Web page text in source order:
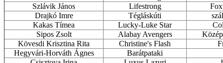
Szlávik János
Lifestrong
Drajkó Imre
Tégláskúti
Kakas Tímea
Lucky-Luke Star
Sipos Zsolt
Alabay Avengers
Kövesdi Krisztina Rita
Christine's Flash
Hegyvári-Horváth Ágnes
Barátpataki